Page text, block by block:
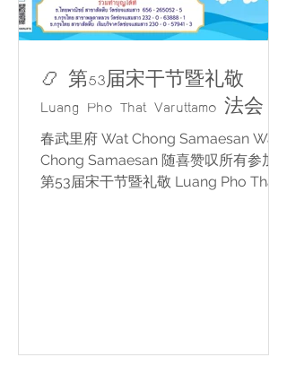
📿 第53届宋干节暨礼敬
Luang Pho That Varuttamo 法会
春武里府 Wat Chong Samaesan Wat
Chong Samaesan 随喜赞叹所有参加
第53届宋干节暨礼敬 Luang Pho That
活动 活动现场充满佛教信众的虔诚信